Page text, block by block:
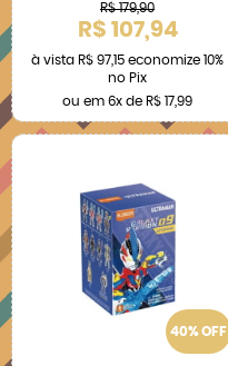
R$ 179,90
R$ 107,94
à vista R$ 97,15 economize 10%
no Pix
ou em 6x de R$ 17,99
40% OFF